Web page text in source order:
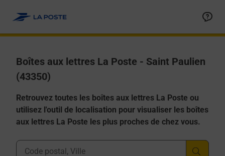
Boîtes aux lettres La Poste - Saint Paulien
(43350)
Retrouvez toutes les boîtes aux lettres La Poste ou
utilisez l'outil de localisation pour visualiser les boîtes
aux lettres La Poste les plus proches de chez vous.
Ville, Département, Code Postal